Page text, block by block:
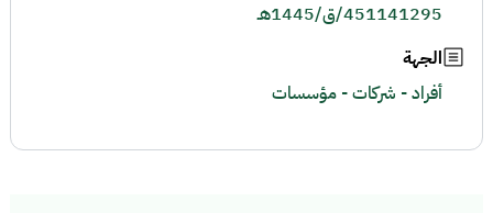
451141295/ق/1445هـ
الجهة
أفراد - شركات - مؤسسات